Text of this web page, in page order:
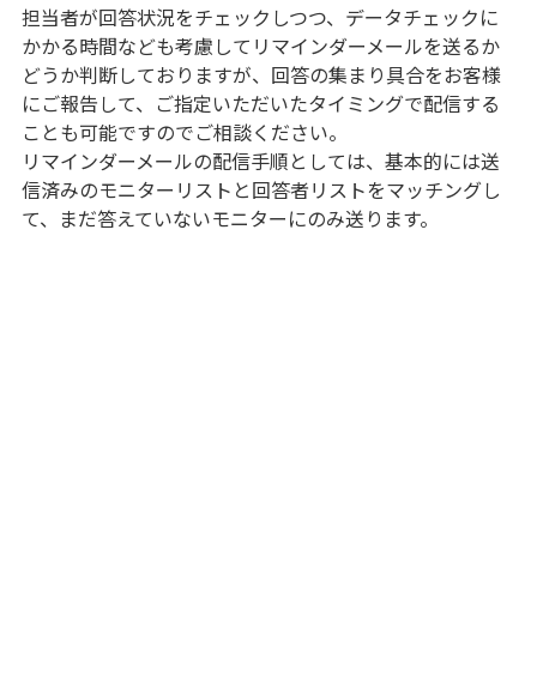
担当者が回答状況をチェックしつつ、データチェックに
かかる時間なども考慮してリマインダーメールを送るか
どうか判断しておりますが、回答の集まり具合をお客様
にご報告して、ご指定いただいたタイミングで配信する
ことも可能ですのでご相談ください。
リマインダーメールの配信手順としては、基本的には送
信済みのモニターリストと回答者リストをマッチングし
て、まだ答えていないモニターにのみ送ります。